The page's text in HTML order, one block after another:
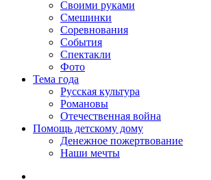
Своими руками
Смешинки
Соревнования
События
Спектакли
Фото
Тема года
Русская культура
Романовы
Отечественная война
Помощь детскому дому
Денежное пожертвование
Наши мечты